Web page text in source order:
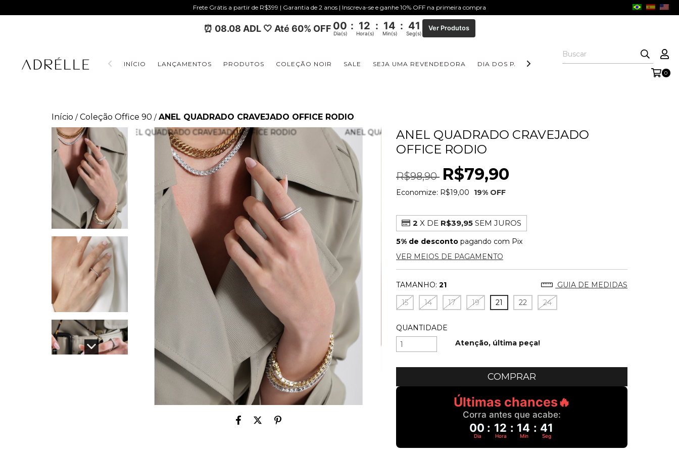
Frete Grátis a partir de R$399 | Garantia de 2 anos | Inscreva-se e ganhe 10% OFF na primeira compra
⏰ 08.08 ADL 🤍 Até 60% OFF 00 : 12 : 14 : 40
Dia(s) Hora(s) Min(s) Seg(s)
Ver Produtos
INÍCIO LANÇAMENTOS PRODUTOS COLEÇÃO NOIR SALE SEJA UMA REVENDEDORA DIA DOS PAIS COLEÇÃO AURORA COLEÇÃO FORM
0
Início / Coleção Office 90 / ANEL QUADRADO CRAVEJADO OFFICE RODIO
ANEL QUADRADO CRAVEJADO
OFFICE RODIO
R$98,90 R$79,90
Economize: R$19,00 19% OFF
2 X DE R$39,95 SEM JUROS
5% de desconto pagando com Pix
VER MEIOS DE PAGAMENTO
TAMANHO: 21
GUIA DE MEDIDAS
15
14 17 19 21 22 24
QUANTIDADE
Atenção, última peça!
Últimas chances🔥
Corra antes que acabe:
00 : 12 : 14 : 40
Dia Hora Min Seg